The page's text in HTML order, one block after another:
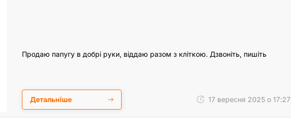
Продаю папугу в добрі руки, віддаю разом з кліткою. Дзвоніть, пишіть
Детальніше 17 вересня 2025 о 17:27